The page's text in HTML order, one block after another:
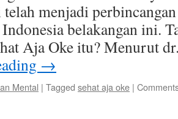
menjadi
belakangan ini.
Aja Oke itu? Menurut
→
Mental | Tagged sehat aja oke |